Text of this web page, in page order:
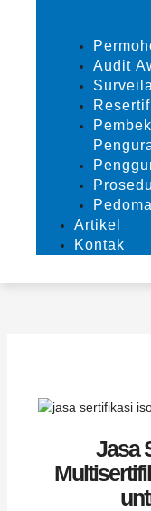
Audit
Artikel
Kontak
Jasa